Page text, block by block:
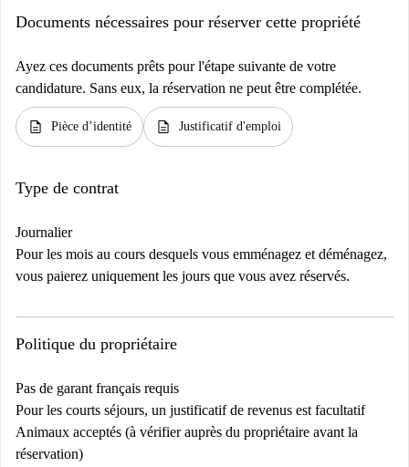
Documents nécessaires pour réserver cette propriété
Ayez ces documents prêts pour l'étape suivante de votre
candidature. Sans eux, la réservation ne peut être complétée.
description Pièce d’identité description Justificatif d'emploi
Type de contrat
Journalier
Pour les mois au cours desquels vous emménagez et déménagez,
vous paierez uniquement les jours que vous avez réservés.
Politique du propriétaire
Pas de garant français requis
Pour les courts séjours, un justificatif de revenus est facultatif
Animaux acceptés (à vérifier auprès du propriétaire avant la
réservation)